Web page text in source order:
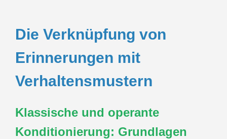
Die Verknüpfung von
Erinnerungen mit
Verhaltensmustern
Klassische und operante
Konditionierung: Grundlagen